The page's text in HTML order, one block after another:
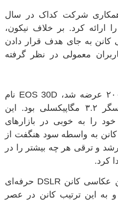
همکاری شرکت کداک در سال
را ارائه کرد. بر خلاف نیکون،
کانن به جای هدف قرار دادن
معمولی در نظر گرفته
عرضه شد، EOS 30D نام
۳.۲ مگاپیکسلی بود.
این
را به خوبی در بازارهای
به واسطه سود هنگفت از
و ترقی هر چه بیشتر را در
کرد.
عکاسی کانن DSLR حرفه‌ای
به این ترتیب کانن در عصر